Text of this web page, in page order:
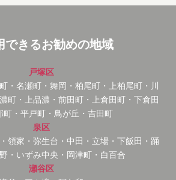
できるお勧めの地域
戸塚区
・名瀬町・舞岡・柏尾町・上柏尾町・川
町・上品濃・前田町・上倉田町・下倉田
町・平戸町・鳥が丘・吉田町
泉区
領家・弥生台・中田・立場・下飯田・踊
・いずみ中央・岡津町・白百合
瀬谷区